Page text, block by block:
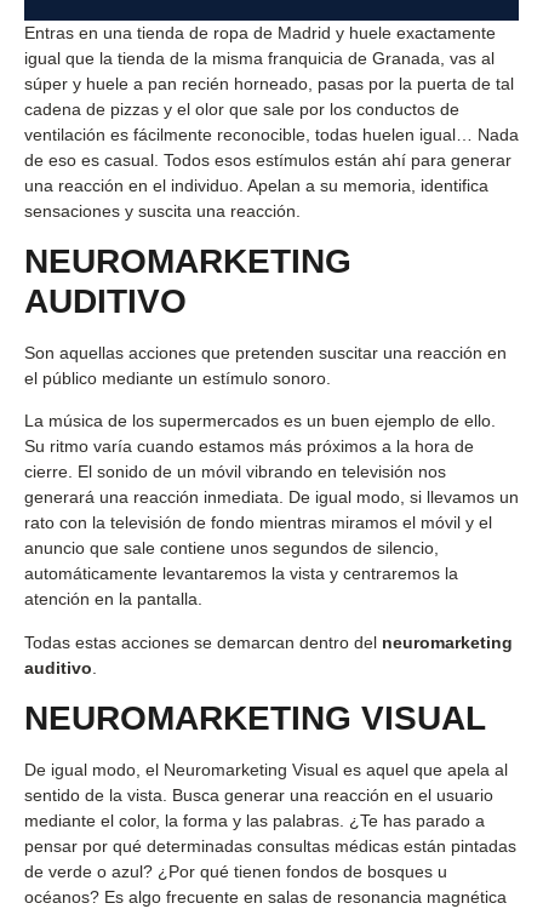
Entras en una tienda de ropa de Madrid y huele exactamente
igual que la tienda de la misma franquicia de Granada, vas al
súper y huele a pan recién horneado, pasas por la puerta de tal
cadena de pizzas y el olor que sale por los conductos de
ventilación es fácilmente reconocible, todas huelen igual… Nada
de eso es casual. Todos esos estímulos están ahí para generar
una reacción en el individuo. Apelan a su memoria, identifica
sensaciones y suscita una reacción.
NEUROMARKETING
AUDITIVO
Son aquellas acciones que pretenden suscitar una reacción en
el público mediante un estímulo sonoro.
La música de los supermercados es un buen ejemplo de ello.
Su ritmo varía cuando estamos más próximos a la hora de
cierre. El sonido de un móvil vibrando en televisión nos
generará una reacción inmediata. De igual modo, si llevamos un
rato con la televisión de fondo mientras miramos el móvil y el
anuncio que sale contiene unos segundos de silencio,
automáticamente levantaremos la vista y centraremos la
atención en la pantalla.
Todas estas acciones se demarcan dentro del neuromarketing
auditivo
NEUROMARKETING VISUAL
De igual modo, el Neuromarketing Visual es aquel que apela al
sentido de la vista. Busca generar una reacción en el usuario
mediante el color, la forma y las palabras. ¿Te has parado a
pensar por qué determinadas consultas médicas están pintadas
de verde o azul? ¿Por qué tienen fondos de bosques u
océanos? Es algo frecuente en salas de resonancia magnética